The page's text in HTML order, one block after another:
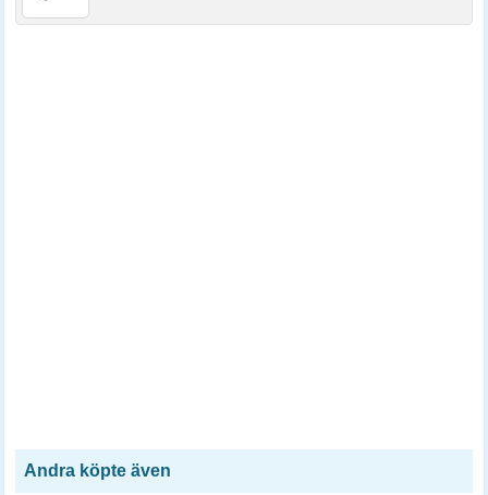
Andra köpte även